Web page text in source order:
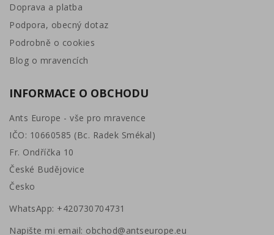
Doprava a platba
Podpora, obecný dotaz
Podrobně o cookies
Blog o mravencích
INFORMACE O OBCHODU
Ants Europe - vše pro mravence
IČO: 10660585 (Bc. Radek Smékal)
Fr. Ondříčka 10
České Budějovice
Česko
WhatsApp: +420730704731
Napište mi email: obchod@antseurope.eu